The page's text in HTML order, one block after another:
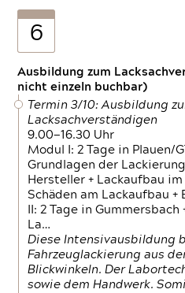
6
Ausbildung zum
nicht einzeln buchbar)
Termin 3/10: Ausbildung
Lacksachverständigen
9.00—16.30 Uhr
Modul I: 2 Tage in Plauen/
Grundlagen der
Hersteller + Lackaufbau
Schäden am Lackaufbau +
II: 2 Tage in
La…
Diese Intensivausbildung
Fahrzeuglackierung aus
Blickwinkeln. Der
sowie dem Handwerk.